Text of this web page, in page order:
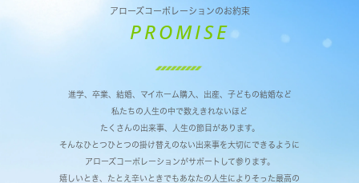
アローズコーポレーションのお約束
PROMISE
進学、卒業、結婚、マイホーム購入、出産、子どもの結婚など
私たちの人生の中で数えきれないほど
たくさんの出来事、人生の節目があります。
そんなひとつひとつの掛け替えのない出来事を大切にできるように
アローズコーポレーションがサポートして参ります。
嬉しいとき、たとえ辛いときでもあなたの人生によりそった最高の